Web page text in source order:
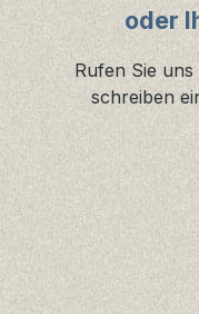
oder
Rufen Sie
schreiben